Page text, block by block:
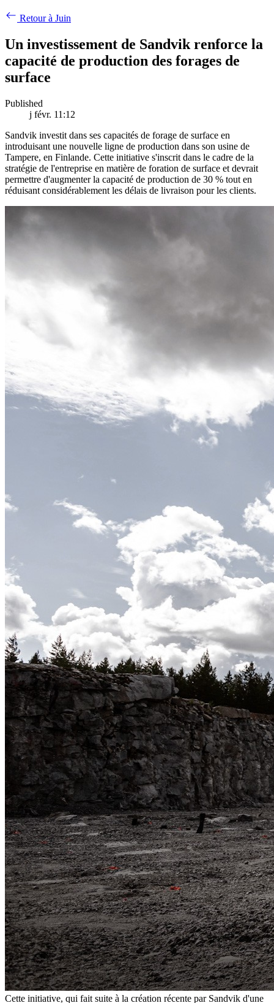
Retour à Juin
Un investissement de Sandvik renforce la
capacité de production des forages de
surface
Published
j févr. 11:12
Sandvik investit dans ses capacités de forage de surface en
introduisant une nouvelle ligne de production dans son usine de
Tampere, en Finlande. Cette initiative s'inscrit dans le cadre de la
stratégie de l'entreprise en matière de foration de surface et devrait
permettre d'augmenter la capacité de production de 30 % tout en
réduisant considérablement les délais de livraison pour les clients.
Cette initiative, qui fait suite à la création récente par Sandvik d'une